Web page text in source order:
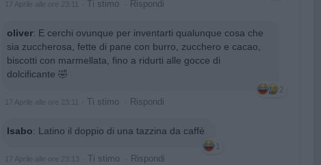
17 Aprile alle ore 23:11 Ti stimo Rispondi
oliver: E cerchi ovunque per inventarti qualunque cosa che
sia zuccherosa, fette di pane con burro, zucchero e cacao,
biscotti con marmellata, fino a ridurti alle gocce di
dolcificante 🤣
2
17 Aprile alle ore 23:11 Ti stimo Rispondi
Isabo: Latino il doppio di una tazzina da caffè
1
17 Aprile alle ore 23:13 Ti stimo Rispondi